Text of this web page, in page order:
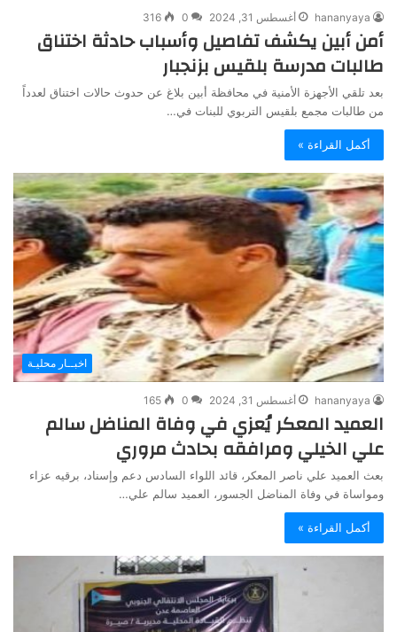
hananyaya أغسطس 31, 2024 0
316
أمن أبين يكشف تفاصيل وأسباب حادثة اختناق
طالبات مدرسة بلقيس بزنجبار
بعد تلقي الأجهزة الأمنية في محافظة أبين بلاغ عن حدوث حالات اختناق لعدداً
من طالبات مجمع بلقيس التربوي للبنات في…
أكمل القراءة »
اخبــار محليـة
hananyaya أغسطس 31, 2024 0
165
العميد المعكر يُعزي في وفاة المناضل سالم
علي الخيلي ومرافقه بحادث مروري
بعث العميد علي ناصر المعكر، قائد اللواء السادس دعم وإسناد، برقيه عزاء
ومواساة في وفاة المناضل الجسور، العميد سالم علي…
أكمل القراءة »